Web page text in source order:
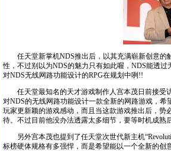
任天堂新掌机NDS推出后，以其充满崭新创意的
性，不过别以为NDS的魅力只有如此喔，NDS能透
对NDS无线网路功能设计的RPG在规划中咧!!
任天堂最知名的天才游戏制作人宫本茂日前接受
对NDS的无线网路功能设计一款全新的网路游戏，
玩家更新颖的游戏感动，而且当这款游戏推出后，
待。不过目前他没办法透露太多细节，要等时机成熟
另外宫本茂也提到了任天堂次世代新主机
标榜硬体规格有多强悍，而是希望能以一个全新的创